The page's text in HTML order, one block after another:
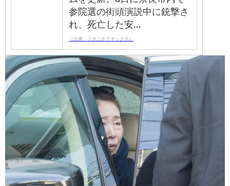
参院選の街頭演説中に銃撃さ
れ、死亡した安…
（出典：スポニチアネックス）